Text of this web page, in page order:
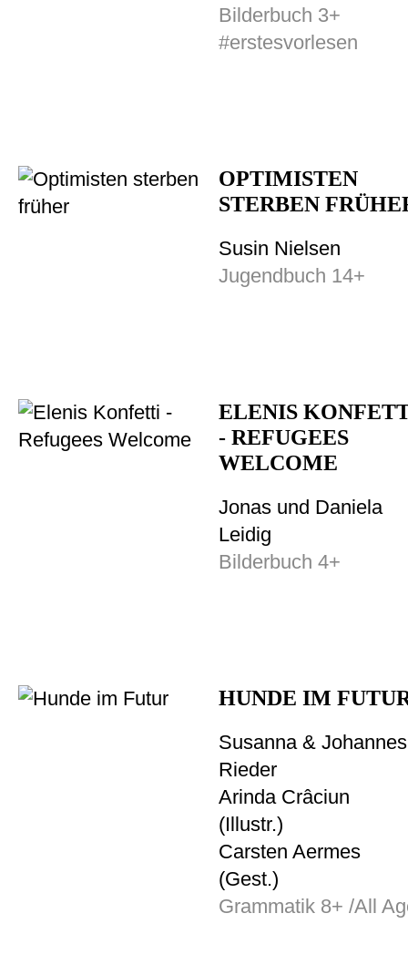
Bilderbuch 3+
#erstesvorlesen
OPTIMISTEN
STERBEN
Susin Nielsen
Jugendbuch 14+
ELENIS
- REFUGEES
WELCOME
Jonas und Daniela
Leidig
Bilderbuch 4+
HUNDE IM
Susanna & Johannes
Rieder
Arinda Crâciun
(Illustr.)
Carsten Aermes
(Gest.)
Grammatik 8+ /All